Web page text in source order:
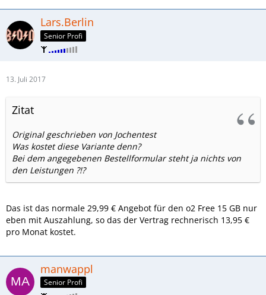
Lars.Berlin
Senior Profi
13. Juli 2017
Zitat
Original geschrieben von Jochentest
Was kostet diese Variante denn?
Bei dem angegebenen Bestellformular steht ja nichts von
den Leistungen ?!?
Das ist das normale 29,99 € Angebot für den o2 Free 15 GB nur
eben mit Auszahlung, so das der Vertrag rechnerisch 13,95 €
pro Monat kostet.
manwappl
Senior Profi